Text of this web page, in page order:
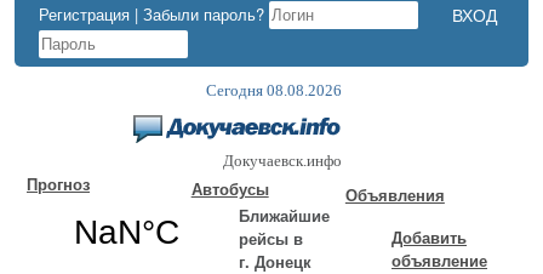
Регистрация | Забыли пароль?
Сегодня 08.08.2026
Докучаевск.инфо
Прогноз
Автобусы
Ближайшие
рейсы в
г. Донецк
Объявления
Добавить
объявление